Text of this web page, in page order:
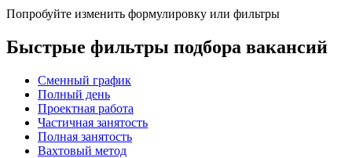
Попробуйте изменить формулировку или фильтры
Быстрые фильтры подбора вакансий
Сменный график
Полный день
Проектная работа
Частичная занятость
Полная занятость
Вахтовый метод